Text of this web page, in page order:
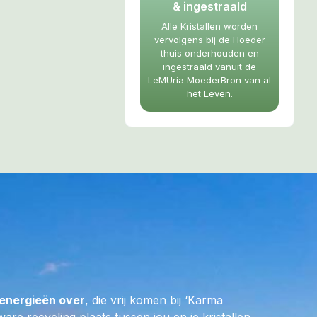
De kleuren
van de Hoeder
het
biedt en dit
bloed et
& ingestraald
Alle Kristallen worden
vervolgens bij de Hoeder
thuis onderhouden en
ingestraald vanuit de
LeMUria MoederBron van al
het Leven.
over, die vrij komen bij ‘Karma